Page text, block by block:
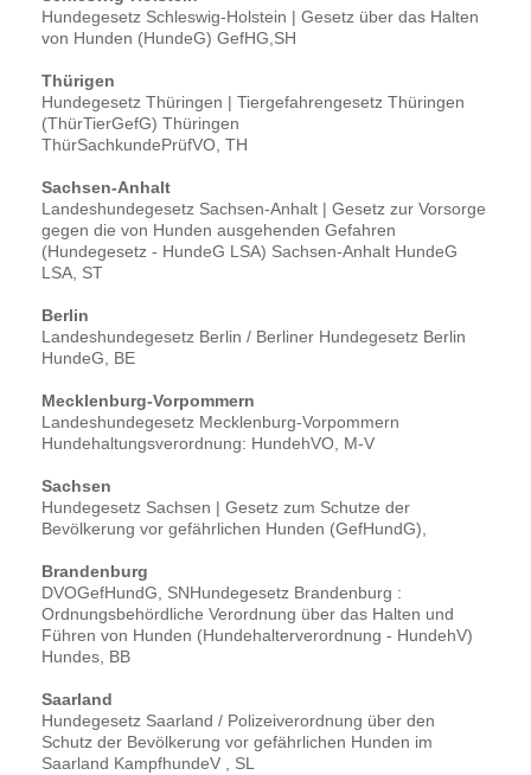
Hundegesetz Schleswig-Holstein | Gesetz über das Halten
von Hunden (HundeG) GefHG,SH
Thürigen
Hundegesetz Thüringen | Tiergefahrengesetz Thüringen
(ThürTierGefG) Thüringen
ThürSachkundePrüfVO, TH
Sachsen-Anhalt
Landeshundegesetz Sachsen-Anhalt | Gesetz zur Vorsorge
gegen die von Hunden ausgehenden Gefahren
(Hundegesetz - HundeG LSA) Sachsen-Anhalt HundeG
LSA, ST
Berlin
Landeshundegesetz Berlin / Berliner Hundegesetz Berlin
HundeG, BE
Mecklenburg-Vorpommern
Landeshundegesetz Mecklenburg-Vorpommern
Hundehaltungsverordnung: HundehVO, M-V
Sachsen
Hundegesetz Sachsen | Gesetz zum Schutze der
Bevölkerung vor gefährlichen Hunden (GefHundG),
Brandenburg
DVOGefHundG, SNHundegesetz Brandenburg :
Ordnungsbehördliche Verordnung über das Halten und
Führen von Hunden (Hundehalterverordnung - HundehV)
Hundes, BB
Saarland
Hundegesetz Saarland / Polizeiverordnung über den
Schutz der Bevölkerung vor gefährlichen Hunden im
Saarland KampfhundeV , SL